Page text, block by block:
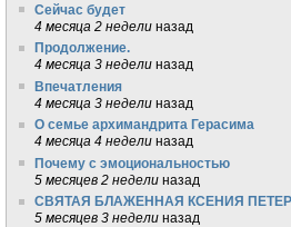
Сейчас будет
4 месяца 2 недели назад
Продолжение.
4 месяца 3 недели назад
Впечатления
4 месяца 3 недели назад
О семье архимандрита Герасима
4 месяца 4 недели назад
Почему с эмоциональностью
5 месяцев 2 недели назад
СВЯТАЯ БЛАЖЕННАЯ КСЕНИЯ
5 месяцев 3 недели назад